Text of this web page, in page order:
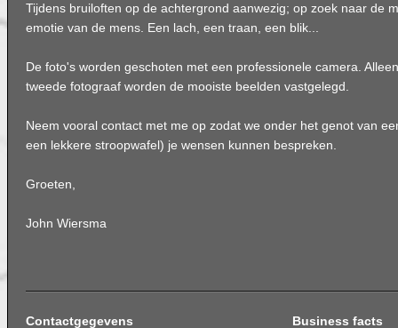
Tijdens bruiloften op de achtergrond aanwezig; op zoek naar de
emotie van de mens. Een lach, een traan, een blik...
De foto's worden geschoten met een professionele camera.
tweede fotograaf worden de mooiste beelden vastgelegd.
Neem vooral contact met me op zodat we onder het genot van
een lekkere stroopwafel) je wensen kunnen bespreken.
​Groeten,
John Wiersma
Contactgegevens
Business facts